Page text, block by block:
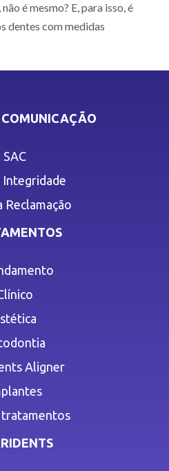
é mesmo? E, para isso, é
dentes com medidas
SAC
Integridade
Reclamação
Aligner